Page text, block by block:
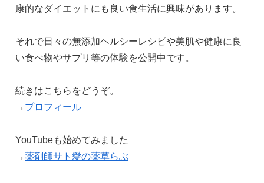
康的なダイエットにも良い食生活に興味があります。
それで日々の無添加ヘルシーレシピや美肌や健康に良
い食べ物やサプリ等の体験を公開中です。
続きはこちらをどうぞ。
→ プロフィール
YouTubeも始めてみました
→薬剤師サト愛の薬草らぶ